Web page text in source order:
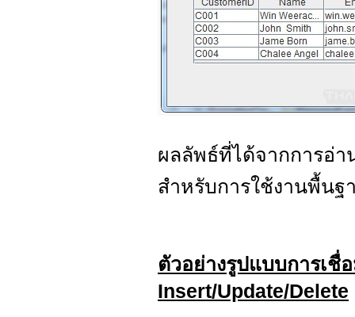
ผลลัพธ์ที่ได้จากการอ่
สำหรับการใช้งานพื้น
ตัวอย่างรูปแบบการเชื่
Insert/Update/Delete